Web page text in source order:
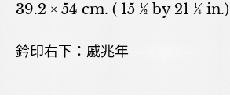
39.2 × 54 cm. ( 15 ½ by 21 ¼ in.)
鈐印右下：戚兆年